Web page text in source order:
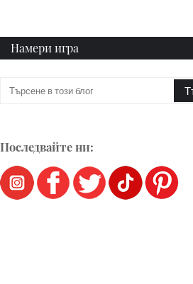
Намери игра
Последвайте ни: